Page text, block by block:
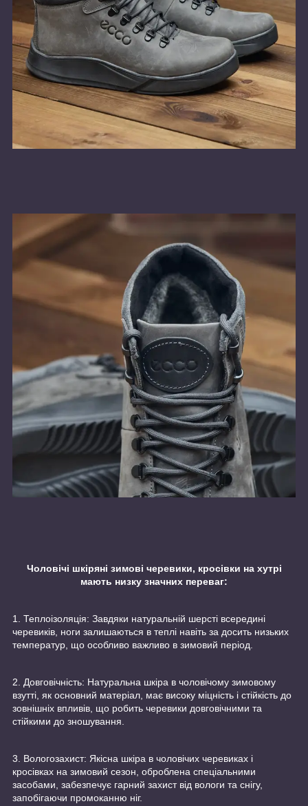
Чоловічі шкіряні зимові черевики, кросівки на хутрі
мають низку значних переваг:
1. Теплоізоляція: Завдяки натуральній шерсті всередині
черевиків, ноги залишаються в теплі навіть за досить низьких
температур, що особливо важливо в зимовий період.
2. Довговічність: Натуральна шкіра в чоловічому зимовому
взутті, як основний матеріал, має високу міцність і стійкість до
зовнішніх впливів, що робить черевики довговічними та
стійкими до зношування.
3. Вологозахист: Якісна шкіра в чоловічих черевиках і
кросівках на зимовий сезон, оброблена спеціальними
засобами, забезпечує гарний захист від вологи та снігу,
запобігаючи промоканню ніг.